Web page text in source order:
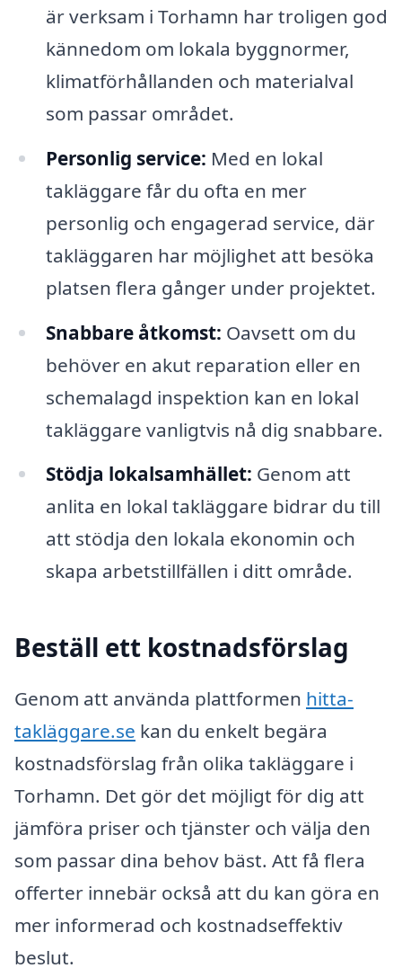
är verksam i Torhamn har troligen god
kännedom om lokala byggnormer,
klimatförhållanden och materialval
som passar området.
Personlig service: Med en lokal
takläggare får du ofta en mer
personlig och engagerad service, där
takläggaren har möjlighet att besöka
platsen flera gånger under projektet.
Snabbare åtkomst: Oavsett om du
behöver en akut reparation eller en
schemalagd inspektion kan en lokal
takläggare vanligtvis nå dig snabbare.
Stödja lokalsamhället: Genom att
anlita en lokal takläggare bidrar du till
att stödja den lokala ekonomin och
skapa arbetstillfällen i ditt område.
Beställ ett kostnadsförslag
Genom att använda plattformen hitta-
takläggare.se kan du enkelt begära
kostnadsförslag från olika takläggare i
Torhamn. Det gör det möjligt för dig att
jämföra priser och tjänster och välja den
som passar dina behov bäst. Att få flera
offerter innebär också att du kan göra en
mer informerad och kostnadseffektiv
beslut.